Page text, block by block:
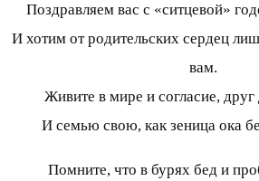
Поздравляем вас с «ситцевой»
И хотим от родительских сердец
вам.
Живите в мире и согласие, друг
И семью свою, как зеница ока
Помните, что в бурях бед и